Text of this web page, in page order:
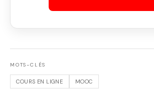
MOTS-CLÉS
COURS EN LIGNE MOOC